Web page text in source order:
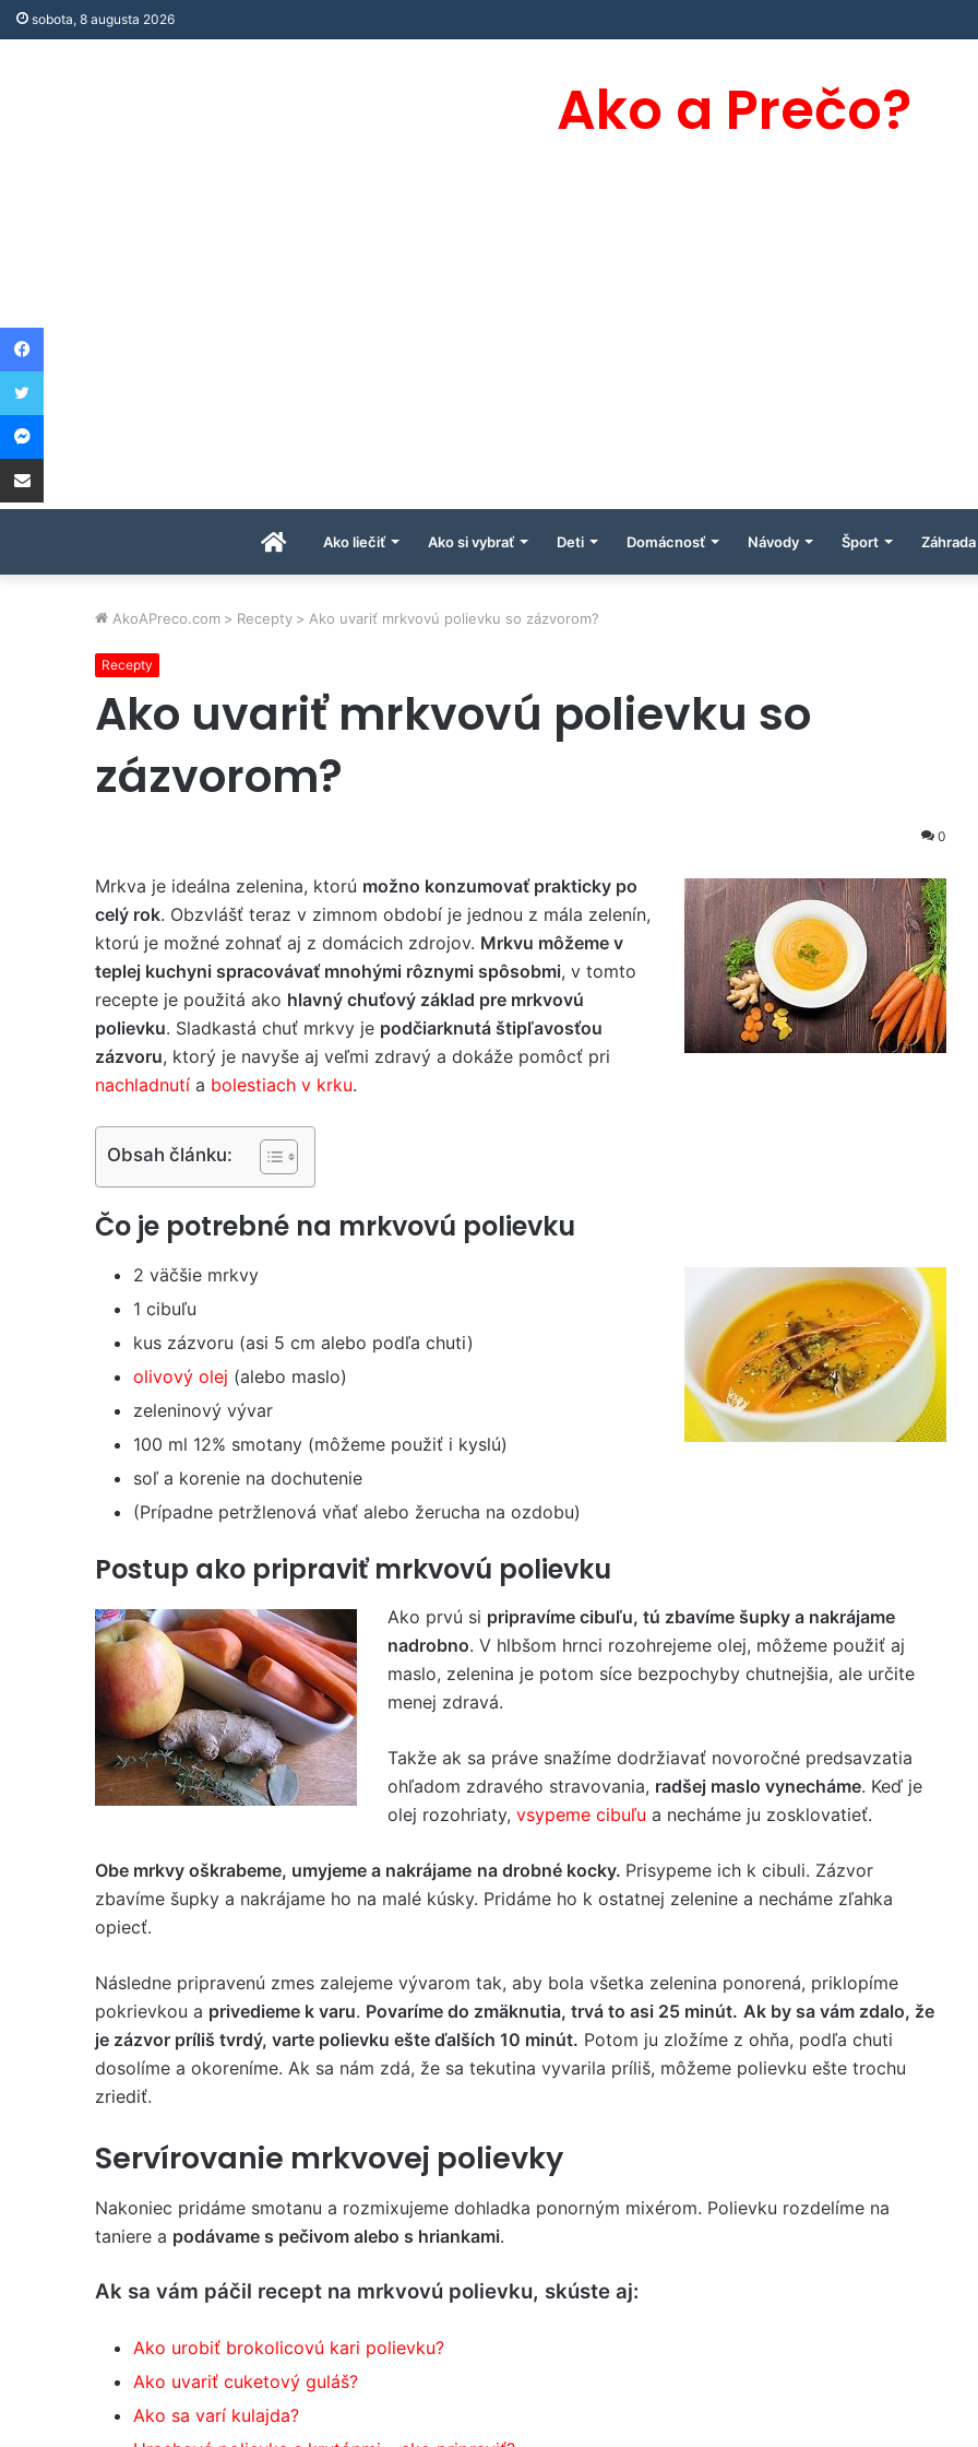
sobota, 8 augusta 2026
Ako a Prečo?
ÚvodnáAko liečiť Ako si vybrať Deti Domácnosť Návody Šport Záhrada
AkoAPreco.com > Recepty > Ako uvariť mrkvovú polievku so zázvorom?
Recepty
Ako uvariť mrkvovú polievku so
zázvorom?
0
Mrkva je ideálna zelenina, ktorú možno konzumovať prakticky po
celý rok. Obzvlášť teraz v zimnom období je jednou z mála zelenín,
ktorú je možné zohnať aj z domácich zdrojov. Mrkvu môžeme v
teplej kuchyni spracovávať mnohými rôznymi spôsobmi, v tomto
recepte je použitá ako hlavný chuťový základ pre mrkvovú
polievku. Sladkastá chuť mrkvy je podčiarknutá štipľavosťou
zázvoru, ktorý je navyše aj veľmi zdravý a dokáže pomôcť pri
nachladnutí a bolestiach v krku.
Obsah článku:
Čo je potrebné na mrkvovú polievku
2 väčšie mrkvy
1 cibuľu
kus zázvoru (asi 5 cm alebo podľa chuti)
olivový olej (alebo maslo)
zeleninový vývar
100 ml 12% smotany (môžeme použiť i kyslú)
soľ a korenie na dochutenie
(Prípadne petržlenová vňať alebo žerucha na ozdobu)
Postup ako pripraviť mrkvovú polievku
Ako prvú si pripravíme cibuľu, tú zbavíme šupky a nakrájame
nadrobno. V hlbšom hrnci rozohrejeme olej, môžeme použiť aj
maslo, zelenina je potom síce bezpochyby chutnejšia, ale určite
menej zdravá.
Takže ak sa práve snažíme dodržiavať novoročné predsavzatia
ohľadom zdravého stravovania, radšej maslo vynecháme. Keď je
olej rozohriaty, vsypeme cibuľu a necháme ju zosklovatieť.
Obe mrkvy oškrabeme, umyjeme a nakrájame na drobné kocky. Prisypeme ich k cibuli. Zázvor
zbavíme šupky a nakrájame ho na malé kúsky. Pridáme ho k ostatnej zelenine a necháme zľahka
opiecť.
Následne pripravenú zmes zalejeme vývarom tak, aby bola všetka zelenina ponorená, priklopíme
pokrievkou a privedieme k varu. Povaríme do zmäknutia, trvá to asi 25 minút. Ak by sa vám zdalo, že
je zázvor príliš tvrdý, varte polievku ešte ďalších 10 minút. Potom ju zložíme z ohňa, podľa chuti
dosolíme a okoreníme. Ak sa nám zdá, že sa tekutina vyvarila príliš, môžeme polievku ešte trochu
zriediť.
Servírovanie mrkvovej polievky
Nakoniec pridáme smotanu a rozmixujeme dohladka ponorným mixérom. Polievku rozdelíme na
taniere a podávame s pečivom alebo s hriankami.
Ak sa vám páčil recept na mrkvovú polievku, skúste aj:
Ako urobiť brokolicovú kari polievku?
Ako uvariť cuketový guláš?
Ako sa varí kulajda?
Facebook
Twitter
Messenger
Share via Email